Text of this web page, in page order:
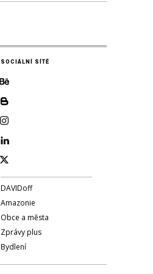
SOCIÁLNÍ SÍTĚ
DAVIDoff
Amazonie
Obce a města
Zprávy plus
Bydlení